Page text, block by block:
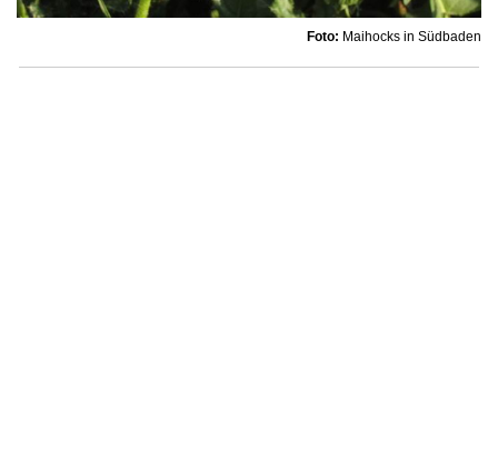
Foto: Maihocks in Südbaden